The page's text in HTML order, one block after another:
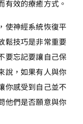
有效的療癒方式。
使神經系統恢復平
鬆技巧是非常重要
要忘記要讓自己保
說，如果有人與你
你感受到自己並不
他們是否願意與你